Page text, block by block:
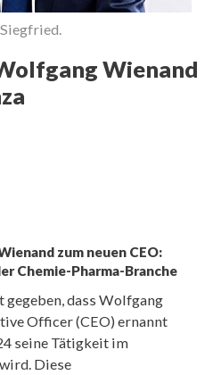
Wienand
zum neuen CEO:
Chemie-Pharma-Branche
dass Wolfgang
Officer (CEO) ernannt
seine Tätigkeit im
Diese